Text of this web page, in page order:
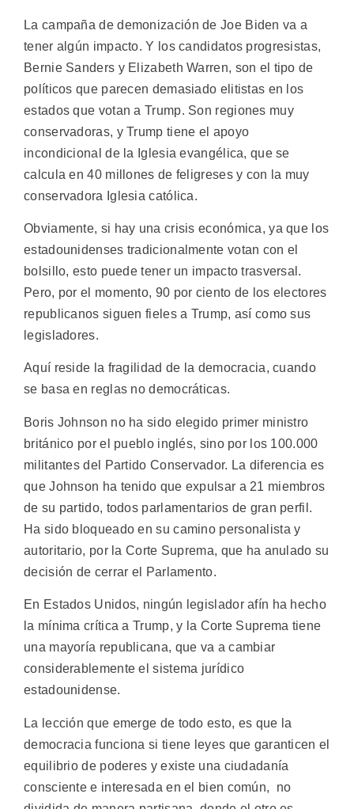
La campaña de demonización de Joe Biden va a
tener algún impacto. Y los candidatos progresistas,
Bernie Sanders y Elizabeth Warren, son el tipo de
políticos que parecen demasiado elitistas en los
estados que votan a Trump. Son regiones muy
conservadoras, y Trump tiene el apoyo
incondicional de la Iglesia evangélica, que se
calcula en 40 millones de feligreses y con la muy
conservadora Iglesia católica.
Obviamente, si hay una crisis económica, ya que los
estadounidenses tradicionalmente votan con el
bolsillo, esto puede tener un impacto trasversal.
Pero, por el momento, 90 por ciento de los electores
republicanos siguen fieles a Trump, así como sus
legisladores.
Aquí reside la fragilidad de la democracia, cuando
se basa en reglas no democráticas.
Boris Johnson no ha sido elegido primer ministro
británico por el pueblo inglés, sino por los 100.000
militantes del Partido Conservador. La diferencia es
que Johnson ha tenido que expulsar a 21 miembros
de su partido, todos parlamentarios de gran perfil.
Ha sido bloqueado en su camino personalista y
autoritario, por la Corte Suprema, que ha anulado su
decisión de cerrar el Parlamento.
En Estados Unidos, ningún legislador afín ha hecho
la mínima crítica a Trump, y la Corte Suprema tiene
una mayoría republicana, que va a cambiar
considerablemente el sistema jurídico
estadounidense.
La lección que emerge de todo esto, es que la
democracia funciona si tiene leyes que garanticen el
equilibrio de poderes y existe una ciudadanía
consciente e interesada en el bien común, no